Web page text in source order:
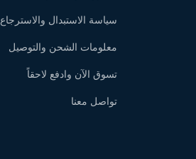
سياسة الاستبدال والاسترجاع
معلومات الشحن والتوصيل
تسوق الآن وادفع لاحقاً
تواصل معنا